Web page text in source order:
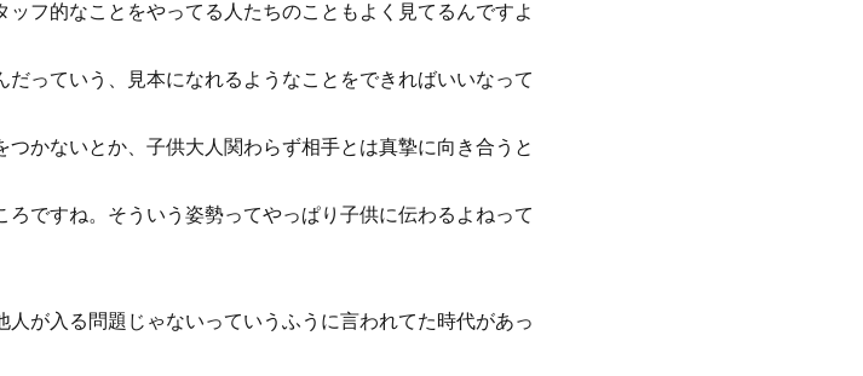
フ的なことをやってる人たちのこともよく見てるんですよ
っていう、見本になれるようなことをできればいいなって
かないとか、子供大人関わらず相手とは真摯に向き合うと
ですね。そういう姿勢ってやっぱり子供に伝わるよねって
が入る問題じゃないっていうふうに言われてた時代があっ